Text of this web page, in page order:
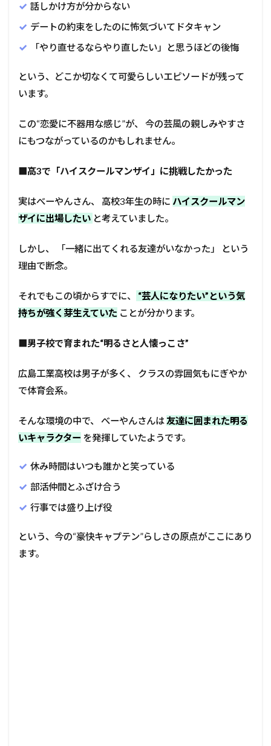
話しかけ方が分からない
デートの約束をしたのに怖気づいてドタキャン
「やり直せるならやり直したい」と思うほどの後悔
という、どこか切なくて可愛らしいエピソードが残って
います。
この“恋愛に不器用な感じ”が、 今の芸風の親しみやすさ
にもつながっているのかもしれません。
■高3で「ハイスクールマンザイ」に挑戦したかった
実はべーやんさん、 高校3年生の時に ハイスクールマン
ザイに出場したい と考えていました。
しかし、 「一緒に出てくれる友達がいなかった」 という
理由で断念。
それでもこの頃からすでに、
“芸人になりたい”という気
持ちが強く芽生えていた ことが分かります。
■男子校で育まれた“明るさと人懐っこさ”
広島工業高校は男子が多く、 クラスの雰囲気もにぎやか
で体育会系。
そんな環境の中で、 べーやんさんは友達に囲まれた明る
いキャラクター を発揮していたようです。
休み時間はいつも誰かと笑っている
部活仲間とふざけ合う
行事では盛り上げ役
という、今の“豪快キャプテン”らしさの原点がここにあり
ます。